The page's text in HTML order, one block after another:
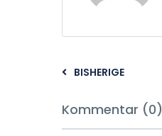
BISHERIGE
Kommentar (0)